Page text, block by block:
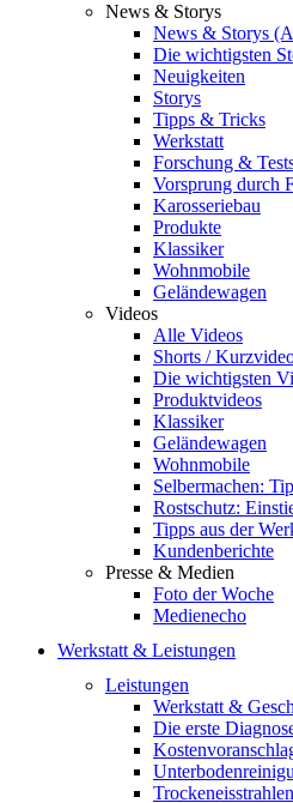
News & Storys
News & Storys
Die wichtigsten
Neuigkeiten
Storys
Tipps & Tricks
Werkstatt
Forschung &
Vorsprung durch
Karosseriebau
Produkte
Klassiker
Wohnmobile
Geländewagen
Videos
Alle Videos
Shorts /
Die wichtigsten
Produktvideos
Klassiker
Geländewagen
Wohnmobile
Selbermachen:
Rostschutz:
Tipps aus der
Kundenberichte
Presse & Medien
Foto der Woche
Medienecho
Werkstatt & Leistungen
Leistungen
Werkstatt &
Die erste
Trockeneisstrahlen